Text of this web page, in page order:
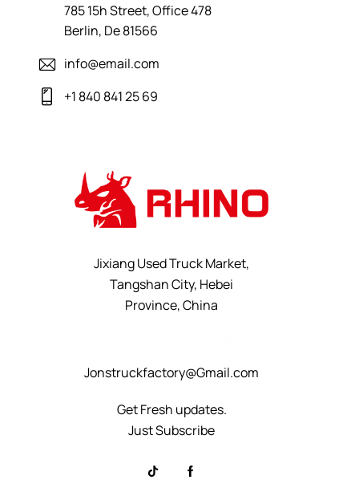
785 15h Street, Office 478
Berlin, De 81566
info@email.com
+1 840 841 25 69
Jixiang Used Truck Market,
Tangshan City, Hebei
Province, China
Jonstruckfactory@Gmail.com
Get Fresh updates.
Just Subscribe